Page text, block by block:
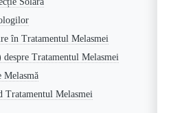
în Tratamentul Melasmei
Tratamentul Melasmei
Melasmă
Melasmei